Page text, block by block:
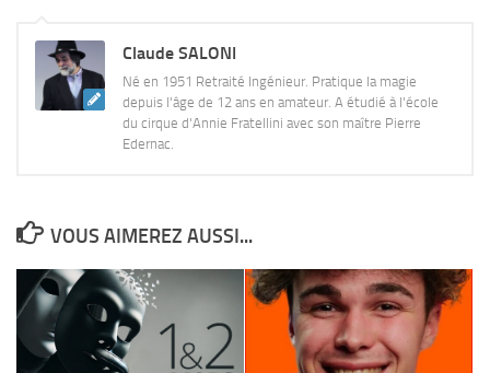
Claude SALONI
Né en 1951 Retraité Ingénieur. Pratique la magie
depuis l'âge de 12 ans en amateur. A étudié à l'école
du cirque d'Annie Fratellini avec son maître Pierre
Edernac.
VOUS AIMEREZ AUSSI...